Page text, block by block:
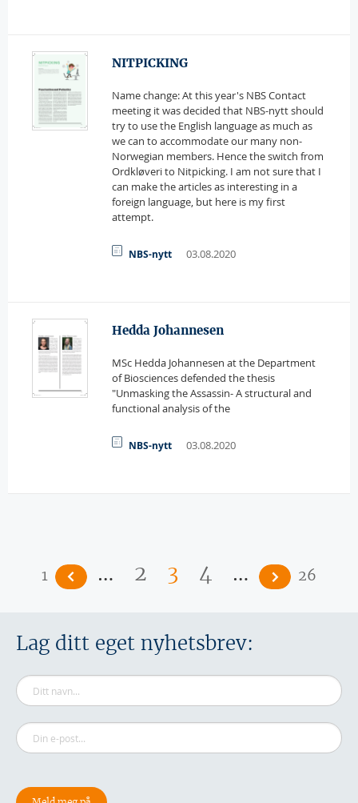
NITPICKING
Name change: At this year's NBS Contact
meeting it was decided that NBS-nytt should
try to use the English language as much as
we can to accommodate our many non-
Norwegian members. Hence the switch from
Ordkløveri to Nitpicking. I am not sure that I
can make the articles as interesting in a
foreign language, but here is my first
attempt.
NBS-nytt 03.08.2020
Hedda Johannesen
MSc Hedda Johannesen at the Department
of Biosciences defended the thesis
"Unmasking the Assassin- A structural and
functional analysis of the
NBS-nytt 03.08.2020
1 … 2 3 4 … 26
Lag ditt eget nyhetsbrev: